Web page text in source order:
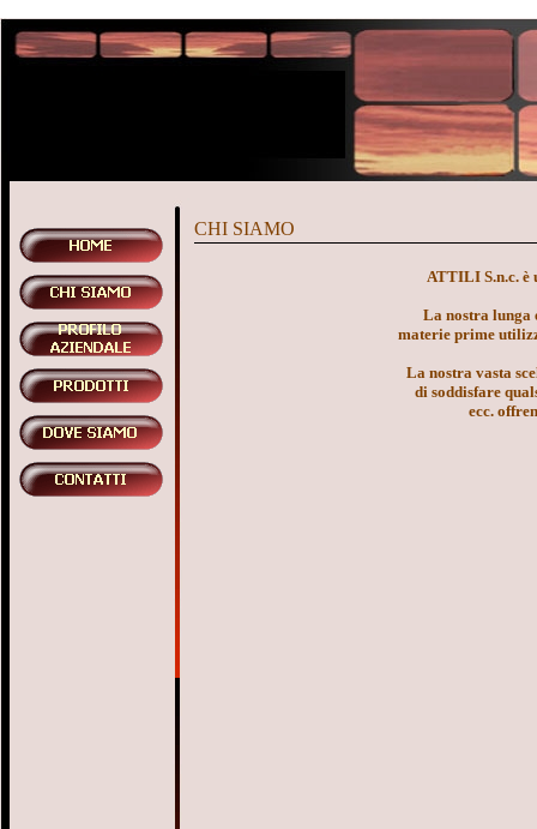
CHI SIAMO
ATTILI S.n.c. è
La nostra lunga
materie prime
La nostra vasta
di soddisfare
ecc.